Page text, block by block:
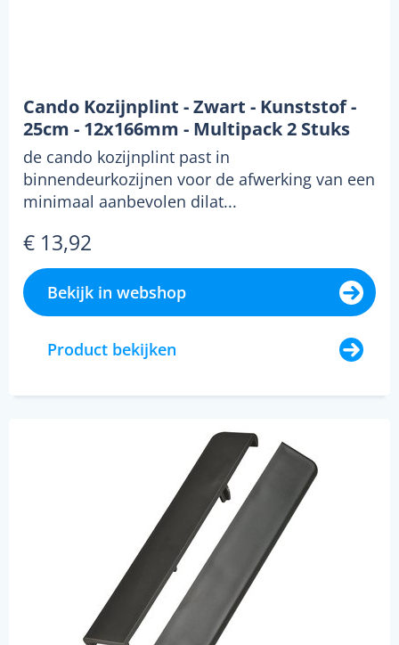
Cando Kozijnplint - Zwart - Kunststof -
25cm - 12x166mm - Multipack 2 Stuks
de cando kozijnplint past in
binnendeurkozijnen voor de afwerking van een
minimaal aanbevolen dilat...
€ 13,92
Bekijk in webshop
Product bekijken